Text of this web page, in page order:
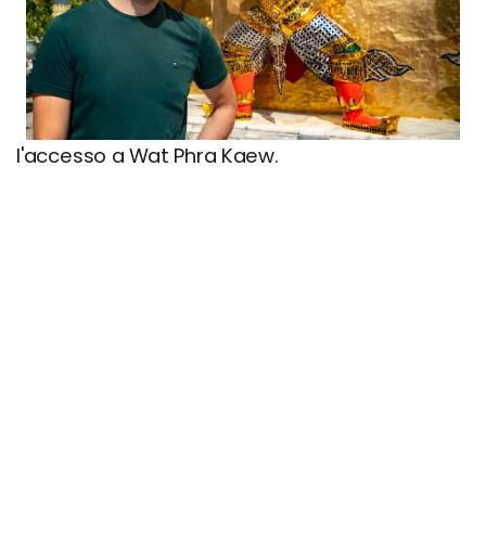
l'accesso a Wat Phra Kaew.